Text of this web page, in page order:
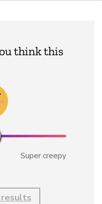
think this
Super creepy